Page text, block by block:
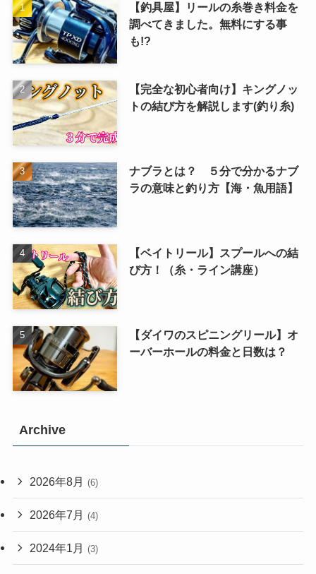
【釣具屋】リールの糸巻き料金を
調べてきました。無料にする事
も!?
【完全な初心者向け】キングノッ
トの結び方を解説します(釣り糸)
ナブラとは？ ５分で分かるナブ
ラの意味と釣り方【海・魚用語】
【ベイトリール】スプールへの結
び方！（糸・ライン講座）
【ダイワのスピニングリール】オ
ーバーホールの料金と日数は？
Archive
2026年8月 (6)
2026年7月 (4)
2024年1月 (3)